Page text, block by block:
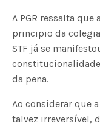
A PGR ressalta
principio da
STF já se
da pena.
Ao considerar que
talvez irreversível,